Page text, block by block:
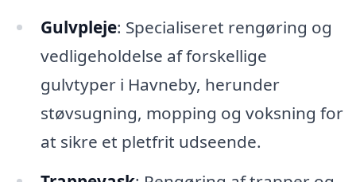
Gulvpleje: Specialiseret rengøring og
vedligeholdelse af forskellige
gulvtyper i Havneby, herunder
støvsugning, mopping og voksning for
at sikre et pletfrit udseende.